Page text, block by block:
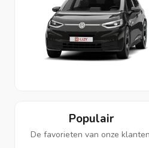
Populair
De favorieten van onze